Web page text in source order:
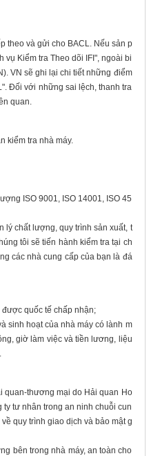
theo và gửi cho BACL. Nếu sản p
vụ Kiểm tra Theo dõi IFI", ngoài bi
VN sẽ ghi lại chi tiết những điểm
Đối với những sai lệch, thanh tra
quan.
kiểm tra nhà máy.
ISO 9001, ISO 14001, ISO 45
lý chất lượng, quy trình sản xuất, t
tôi sẽ tiến hành kiểm tra tại ch
các nhà cung cấp của bạn là đá
được quốc tế chấp nhận;
sinh hoạt của nhà máy có lành m
giờ làm việc và tiền lương, liệu
quan-thương mại do Hải quan Ho
tư nhân trong an ninh chuỗi cun
quy trình giao dịch và bảo mật g
bên trong nhà máy, an toàn cho